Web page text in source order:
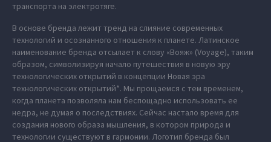
транспорта на электротяге.
В основе бренда лежит тренд на слияние современных
технологий и осознанного отношения к планете. Латинское
наименование бренда отсылает к слову «Вояж» (Voyage), таким
образом, символизируя начало путешествия в новую эру
технологических открытий в концепции Новая эра
технологических открытий*. Мы прощаемся с тем временем,
когда планета позволяла нам беспощадно использовать ее
недра, не думая о последствиях. Сейчас настало время для
создания нового образа мышления, в котором природа и
технологии существуют в гармонии. Логотип бренда был